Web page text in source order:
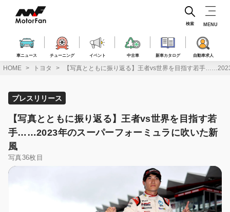
ス
車ニュース チューニング イベント 中古車 新車カタログ 自動車求人
検索 MENU
HOME トヨタ 【写真とともに振り返る】王者vs世界を目指す若手
プレスリリース
【写真とともに振り返る】王者vs世界を目指す若
手……2023年のスーパーフォーミュラに吹いた新
風
写真36枚目